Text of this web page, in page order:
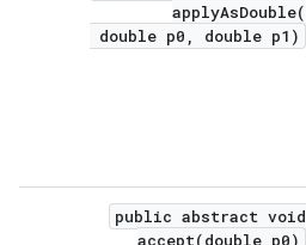
applyAsDouble(
double p0, double p1)
public abstract void
accept(double p0)